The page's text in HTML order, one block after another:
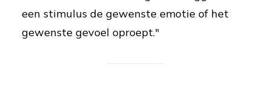
een stimulus de gewenste emotie of het
gewenste gevoel oproept."